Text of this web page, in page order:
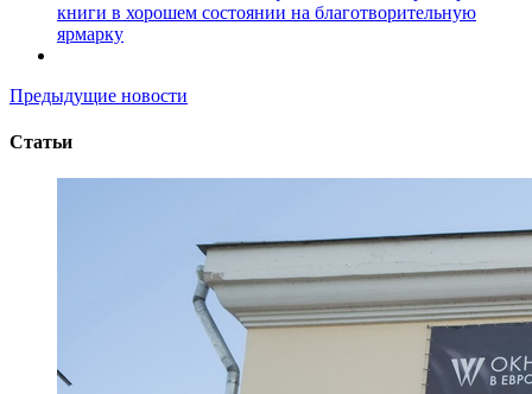
книги в хорошем состоянии на благотворительную
ярмарку
Предыдущие новости
Статьи